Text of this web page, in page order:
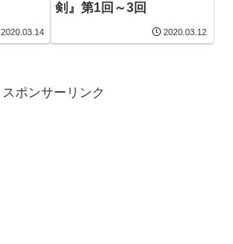
2020.03.14
剣』第1回～3回
2020.03.12
スポンサーリンク